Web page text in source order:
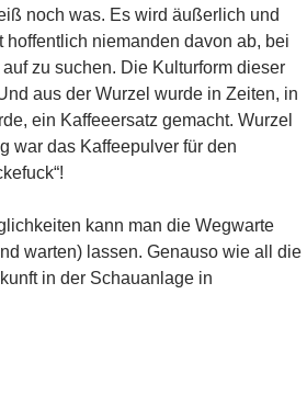
noch was. Es wird äußerlich und
niemanden davon ab, bei
zu suchen. Die Kulturform dieser
aus der Wurzel wurde in Zeiten, in
ein Kaffeeersatz gemacht. Wurzel
war das Kaffeepulver für den
kann man die Wegwarte
warten) lassen. Genauso wie all die
in der Schauanlage in